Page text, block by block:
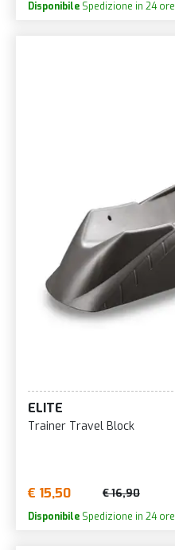
Disponibile Spedizione in 24 ore
ELITE
Trainer Travel Block
€ 15,50 € 16,90
Disponibile Spedizione in 24 ore